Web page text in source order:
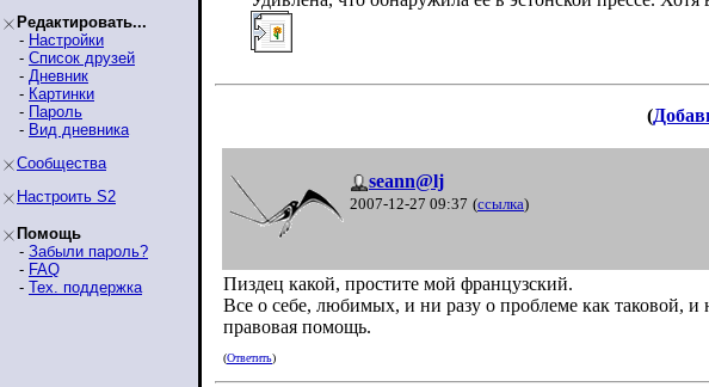
Редактировать...
- Настройки
- Список друзей
- Дневник
- Картинки
- Пароль
- Вид дневника
Сообщества
Настроить S2
Помощь
- Забыли пароль?
- FAQ
- Тех. поддержка
(
seann@lj
2007-12-27 09:37 (ссылка)
Пиздец какой, простите мой французский.
Все о себе, любимых, и ни разу о проблеме как таковой, и
правовая помощь.
(Ответить)